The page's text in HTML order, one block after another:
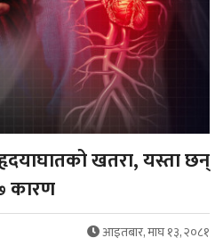
खतरा, यस्ता छन्
कारण
आइतबार, माघ १३, २०८१